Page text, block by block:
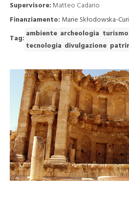
Supervisore: Matteo Cadario
Finanziamento: Marie Skłodowska-
Tag: ambiente archeologia turismo
tecnologia divulgazione